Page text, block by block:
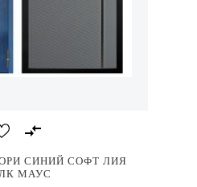
СИНИЙ СОФТ ЛИЯ
МАУС